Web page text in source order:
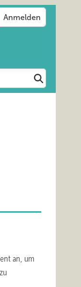
an, um